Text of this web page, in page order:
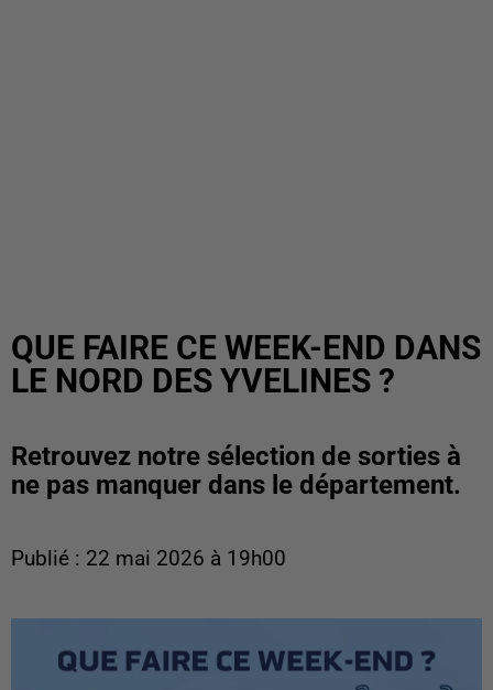
QUE FAIRE CE WEEK-END DANS
LE NORD DES YVELINES ?
Retrouvez notre sélection de sorties à
ne pas manquer dans le département.
Publié : 22 mai 2026 à 19h00